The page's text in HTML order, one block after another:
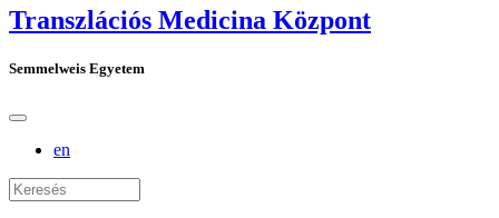
Transzlációs Medicina Központ
Semmelweis Egyetem
en